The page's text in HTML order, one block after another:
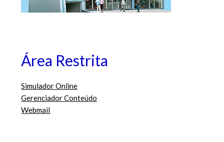
Área Restrita
Simulador Online
Gerenciador Conteúdo
Webmail